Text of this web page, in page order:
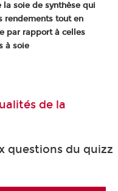
soie de synthèse qui
rendements tout en
par rapport à celles
à soie
de la
questions du quizz